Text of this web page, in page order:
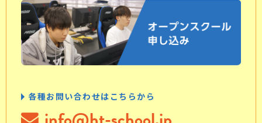
各種お問い合わせはこちらから